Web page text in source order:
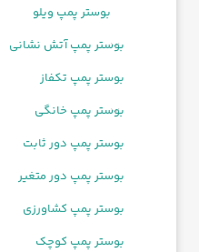
بوستر پمپ ویلو
بوستر پمپ آتش نشانی
بوستر پمپ تکفاز
بوستر پمپ خانگی
بوستر پمپ دور ثابت
بوستر پمپ دور متغیر
بوستر پمپ کشاورزی
بوستر پمپ کوچک